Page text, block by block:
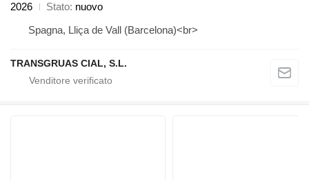
2026
Stato nuovo
Spagna, Lliça de Vall (Barcelona)<br>
TRANSGRUAS CIAL, S.L.